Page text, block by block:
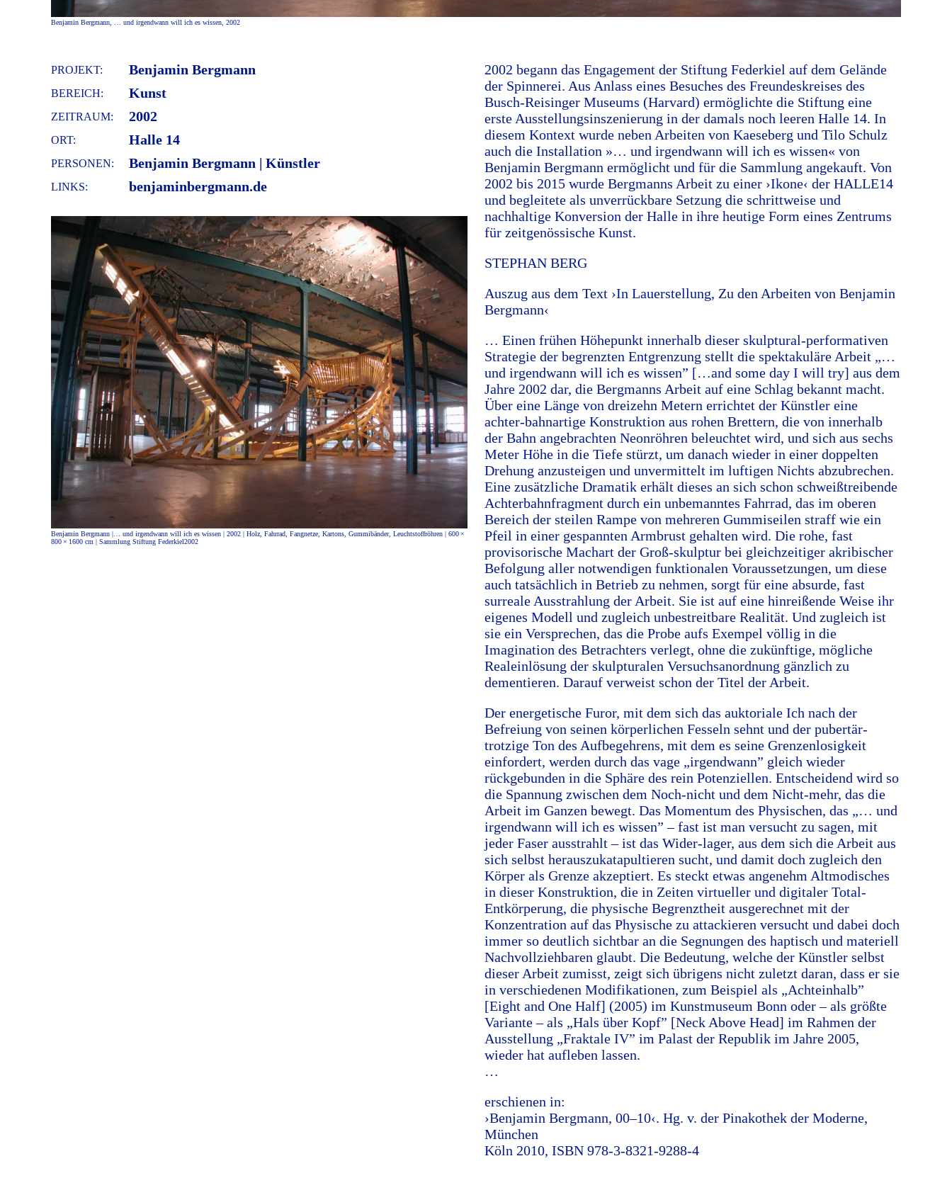
Benjamin Bergmann, … und irgendwann will ich es wissen, 2002
PROJEKT: Benjamin Bergmann
BEREICH: Kunst
ZEITRAUM: 2002
ORT: Halle 14
PERSONEN: Benjamin Bergmann | Künstler
LINKS: benjaminbergmann.de
Benjamin Bergmann |… und irgendwann will ich es wissen | 2002 | Holz, Fahrrad, Fangnetze, Kartons, Gummibänder, Leuchtstoffröhren | 600 ×
800 × 1600 cm | Sammlung Stiftung Federkiel2002
2002 begann das Engagement der Stiftung Federkiel auf dem Gelände
der Spinnerei. Aus Anlass eines Besuches des Freundeskreises des
Busch-Reisinger Museums (Harvard) ermöglichte die Stiftung eine
erste Ausstellungsinszenierung in der damals noch leeren Halle 14. In
diesem Kontext wurde neben Arbeiten von Kaeseberg und Tilo Schulz
auch die Installation »… und irgendwann will ich es wissen« von
Benjamin Bergmann ermöglicht und für die Sammlung angekauft. Von
2002 bis 2015 wurde Bergmanns Arbeit zu einer ›Ikone‹ der HALLE14
und begleitete als unverrückbare Setzung die schrittweise und
nachhaltige Konversion der Halle in ihre heutige Form eines Zentrums
für zeitgenössische Kunst.
STEPHAN BERG
Auszug aus dem Text ›In Lauerstellung, Zu den Arbeiten von Benjamin
Bergmann‹
… Einen frühen Höhepunkt innerhalb dieser skulptural-performativen
Strategie der begrenzten Entgrenzung stellt die spektakuläre Arbeit „…
und irgendwann will ich es wissen” […and some day I will try] aus dem
Jahre 2002 dar, die Bergmanns Arbeit auf eine Schlag bekannt macht.
Über eine Länge von dreizehn Metern errichtet der Künstler eine
achter-bahnartige Konstruktion aus rohen Brettern, die von innerhalb
der Bahn angebrachten Neonröhren beleuchtet wird, und sich aus sechs
Meter Höhe in die Tiefe stürzt, um danach wieder in einer doppelten
Drehung anzusteigen und unvermittelt im luftigen Nichts abzubrechen.
Eine zusätzliche Dramatik erhält dieses an sich schon schweißtreibende
Achterbahnfragment durch ein unbemanntes Fahrrad, das im oberen
Bereich der steilen Rampe von mehreren Gummiseilen straff wie ein
Pfeil in einer gespannten Armbrust gehalten wird. Die rohe, fast
provisorische Machart der Groß-skulptur bei gleichzeitiger akribischer
Befolgung aller notwendigen funktionalen Voraussetzungen, um diese
auch tatsächlich in Betrieb zu nehmen, sorgt für eine absurde, fast
surreale Ausstrahlung der Arbeit. Sie ist auf eine hinreißende Weise ihr
eigenes Modell und zugleich unbestreitbare Realität. Und zugleich ist
sie ein Versprechen, das die Probe aufs Exempel völlig in die
Imagination des Betrachters verlegt, ohne die zukünftige, mögliche
Realeinlösung der skulpturalen Versuchsanordnung gänzlich zu
dementieren. Darauf verweist schon der Titel der Arbeit.
Der energetische Furor, mit dem sich das auktoriale Ich nach der
Befreiung von seinen körperlichen Fesseln sehnt und der pubertär-
trotzige Ton des Aufbegehrens, mit dem es seine Grenzenlosigkeit
einfordert, werden durch das vage „irgendwann” gleich wieder
rückgebunden in die Sphäre des rein Potenziellen. Entscheidend wird so
die Spannung zwischen dem Noch-nicht und dem Nicht-mehr, das die
Arbeit im Ganzen bewegt. Das Momentum des Physischen, das „… und
irgendwann will ich es wissen” – fast ist man versucht zu sagen, mit
jeder Faser ausstrahlt – ist das Wider-lager, aus dem sich die Arbeit aus
sich selbst herauszukatapultieren sucht, und damit doch zugleich den
Körper als Grenze akzeptiert. Es steckt etwas angenehm Altmodisches
in dieser Konstruktion, die in Zeiten virtueller und digitaler Total-
Entkörperung, die physische Begrenztheit ausgerechnet mit der
Konzentration auf das Physische zu attackieren versucht und dabei doch
immer so deutlich sichtbar an die Segnungen des haptisch und materiell
Nachvollziehbaren glaubt. Die Bedeutung, welche der Künstler selbst
dieser Arbeit zumisst, zeigt sich übrigens nicht zuletzt daran, dass er sie
in verschiedenen Modifikationen, zum Beispiel als „Achteinhalb”
[Eight and One Half] (2005) im Kunstmuseum Bonn oder – als größte
Variante – als „Hals über Kopf” [Neck Above Head] im Rahmen der
Ausstellung „Fraktale IV” im Palast der Republik im Jahre 2005,
wieder hat aufleben lassen.
…
erschienen in:
›Benjamin Bergmann, 00–10‹. Hg. v. der Pinakothek der Moderne,
München
Köln 2010, ISBN 978-3-8321-9288-4